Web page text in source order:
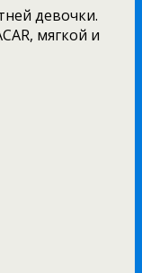
девочки.
мягкой и